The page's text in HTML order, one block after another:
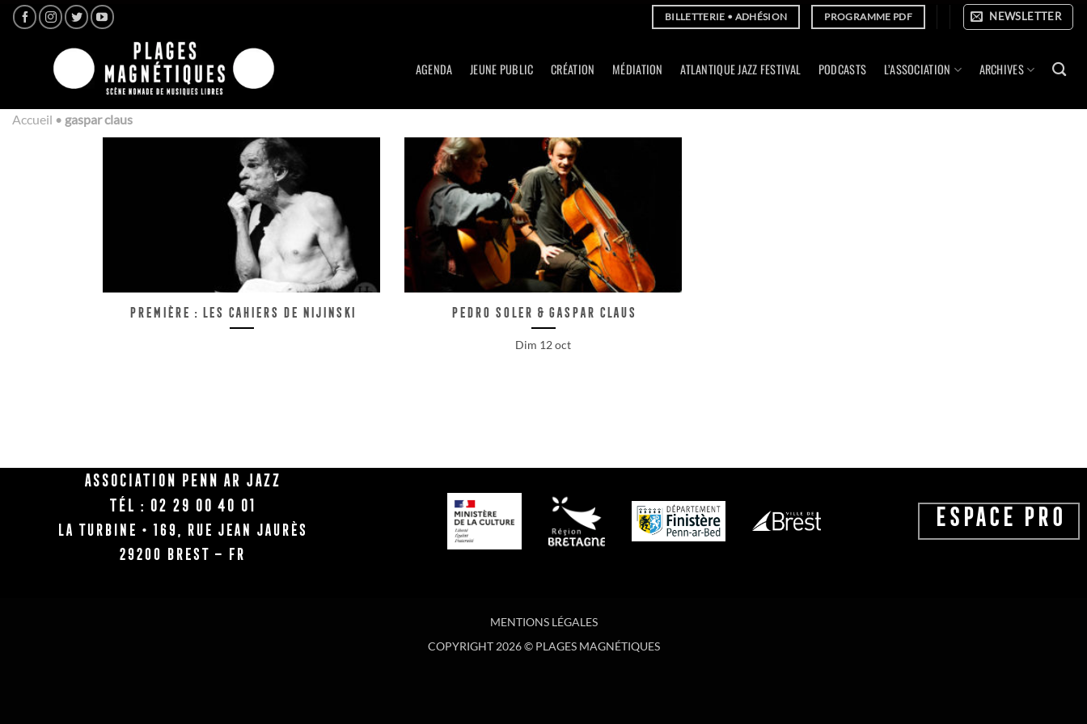
Passer
BILLETTERIE • ADHÉSION PROGRAMME PDF NEWSLETTER
AGENDA JEUNE PUBLIC CRÉATION MÉDIATION ATLANTIQUE JAZZ FESTIVAL PODCASTS L’ASSOCIATION ARCHIVES
Accueil • gaspar claus
Première : Les cahiers de Nijinski Pedro Soler & Gaspar Claus
Dim 12 oct
Association Penn Ar Jazz
Tél : 02 29 00 40 01
La Turbine • 169, rue Jean Jaurès
29200 BREST – FR
ESPACE PRO
MENTIONS LÉGALES
COPYRIGHT 2026 © PLAGES MAGNÉTIQUES